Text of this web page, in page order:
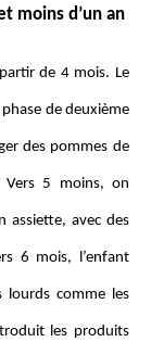
moins d’un an
de 4 mois. Le
de deuxième
des pommes de
Vers 5 moins, on
assiette, avec des
6 mois, l’enfant
lourds comme les
les produits